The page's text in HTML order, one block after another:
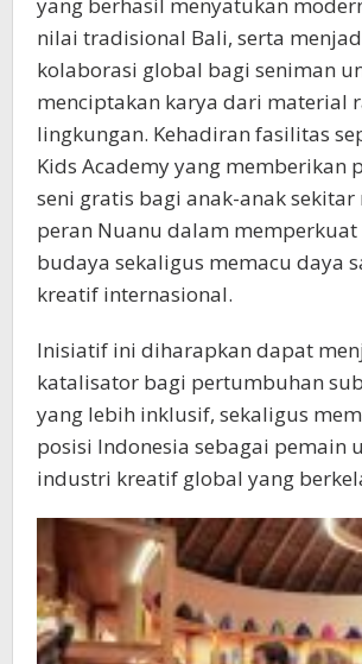
nilai tradisional Bali, serta
kolaborasi global bagi seniman
menciptakan karya dari material
lingkungan. Kehadiran fasilitas
Kids Academy yang memberikan
seni gratis bagi anak-anak sekitar
peran Nuanu dalam
budaya sekaligus memacu daya
kreatif internasional.
Inisiatif ini diharapkan dapat
katalisator bagi pertumbuhan
yang lebih inklusif, sekaligus
posisi Indonesia sebagai pemain
industri kreatif global yang